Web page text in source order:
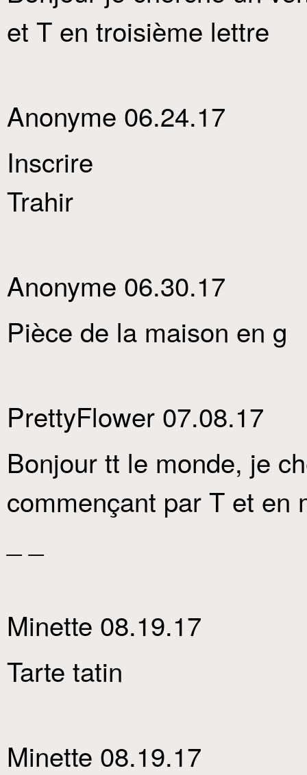
et T en troisième lettre
Anonyme 06.24.17
Inscrire
Trahir
Anonyme 06.30.17
Pièce de la maison en g
PrettyFlower 07.08.17
Bonjour tt le monde, je
commençant par T et en
Minette 08.19.17
Tarte tatin
Minette 08.19.17